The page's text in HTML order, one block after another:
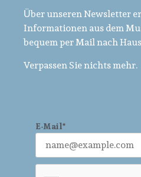
Über unseren Newsletter
Informationen aus dem
bequem per Mail nach
Verpassen Sie nichts mehr.
E-Mail*